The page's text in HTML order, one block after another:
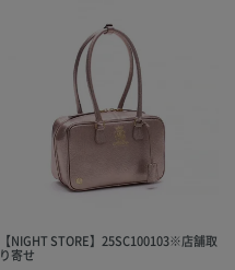
【NIGHT STORE】25SC100103※店舗取
り寄せ